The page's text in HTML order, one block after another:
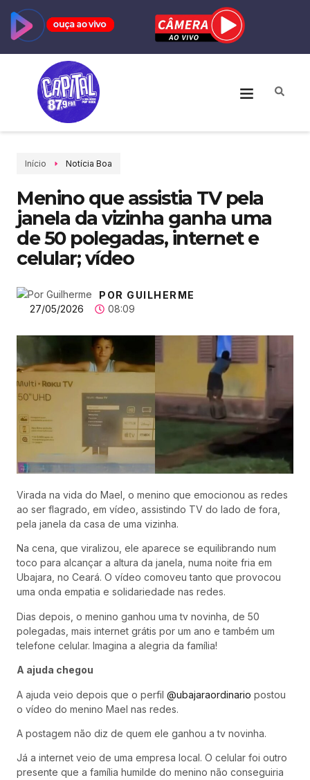
Início Notícia Boa
Menino que assistia TV pela
janela da vizinha ganha uma
de 50 polegadas, internet e
celular; vídeo
POR GUILHERME
27/05/2026
08:09
Virada na vida do Mael, o menino que emocionou as redes
ao ser flagrado, em vídeo, assistindo TV do lado de fora,
pela janela da casa de uma vizinha.
Na cena, que viralizou, ele aparece se equilibrando num
toco para alcançar a altura da janela, numa noite fria em
Ubajara, no Ceará. O vídeo comoveu tanto que provocou
uma onda empatia e solidariedade nas redes.
Dias depois, o menino ganhou uma tv novinha, de 50
polegadas, mais internet grátis por um ano e também um
telefone celular. Imagina a alegria da família!
A ajuda chegou
A ajuda veio depois que o perfil @ubajaraordinario postou
o vídeo do menino Mael nas redes.
A postagem não diz de quem ele ganhou a tv novinha.
Já a internet veio de uma empresa local. O celular foi outro
presente que a família humilde do menino não conseguiria